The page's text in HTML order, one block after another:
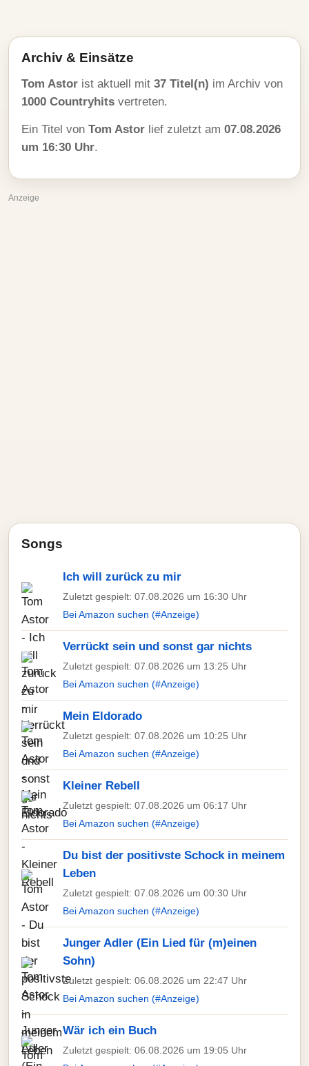
Archiv & Einsätze
Tom Astor ist aktuell mit 37 Titel(n) im Archiv von
1000 Countryhits vertreten.
Ein Titel von Tom Astor lief zuletzt am 07.08.2026
um 16:30 Uhr.
Anzeige
Songs
Ich will zurück zu mir
Zuletzt gespielt: 07.08.2026 um 16:30 Uhr
Bei Amazon suchen (#Anzeige)
Verrückt sein und sonst gar nichts
Zuletzt gespielt: 07.08.2026 um 13:25 Uhr
Bei Amazon suchen (#Anzeige)
Mein Eldorado
Zuletzt gespielt: 07.08.2026 um 10:25 Uhr
Bei Amazon suchen (#Anzeige)
Kleiner Rebell
Zuletzt gespielt: 07.08.2026 um 06:17 Uhr
Bei Amazon suchen (#Anzeige)
Du bist der positivste Schock in meinem
Leben
Zuletzt gespielt: 07.08.2026 um 00:30 Uhr
Bei Amazon suchen (#Anzeige)
Junger Adler (Ein Lied für (m)einen
Sohn)
Zuletzt gespielt: 06.08.2026 um 22:47 Uhr
Bei Amazon suchen (#Anzeige)
Wär ich ein Buch
Zuletzt gespielt: 06.08.2026 um 19:05 Uhr